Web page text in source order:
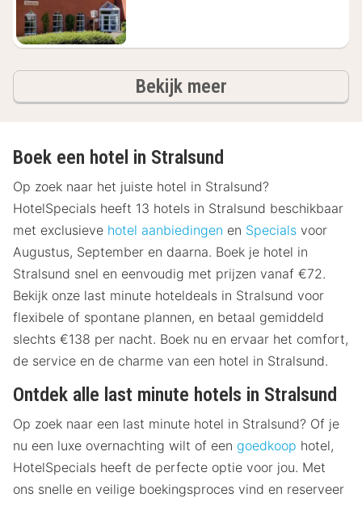
Bekijk meerhotels
Boek een hotel in Stralsund
Op zoek naar het juiste hotel in Stralsund?
HotelSpecials heeft 13 hotels in Stralsund beschikbaar
met exclusieve hotel aanbiedingen en Specials voor
Augustus, September en daarna. Boek je hotel in
Stralsund snel en eenvoudig met prijzen vanaf €72.
Bekijk onze last minute hoteldeals in Stralsund voor
flexibele of spontane plannen, en betaal gemiddeld
slechts €138 per nacht. Boek nu en ervaar het comfort,
de service en de charme van een hotel in Stralsund.
Ontdek alle last minute hotels in Stralsund
Op zoek naar een last minute hotel in Stralsund? Of je
nu een luxe overnachting wilt of een goedkoop hotel,
HotelSpecials heeft de perfecte optie voor jou. Met
ons snelle en veilige boekingsproces vind en reserveer